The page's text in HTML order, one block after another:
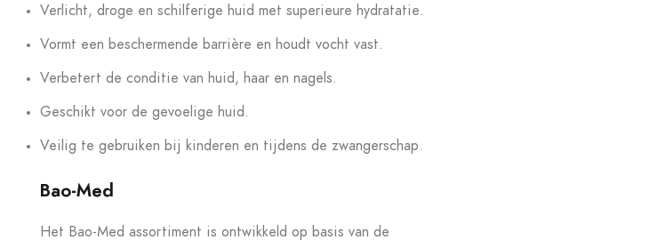
Verlicht, droge en schilferige huid met superieure hydratatie.
Vormt een beschermende barrière en houdt vocht vast.
Verbetert de conditie van huid, haar en nagels.
Geschikt voor de gevoelige huid.
Veilig te gebruiken bij kinderen en tijdens de zwangerschap.
Bao-Med
Het Bao-Med assortiment is ontwikkeld op basis van de